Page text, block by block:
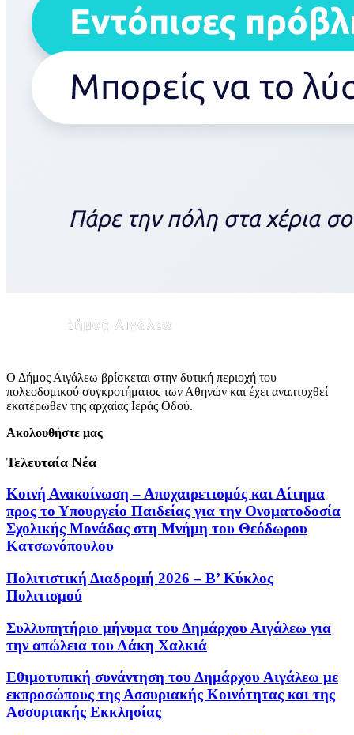
Ο Δήμος Αιγάλεω βρίσκεται στην δυτική περιοχή του
πολεοδομικού συγκροτήματος των Αθηνών και έχει αναπτυχθεί
εκατέρωθεν της αρχαίας Ιεράς Οδού.
Ακολουθήστε μας
Τελευταία Νέα
Κοινή Ανακοίνωση – Αποχαιρετισμός και Αίτημα
προς το Υπουργείο Παιδείας για την Ονοματοδοσία
Σχολικής Μονάδας στη Μνήμη του Θεόδωρου
Κατσωνόπουλου
Πολιτιστική Διαδρομή 2026 – Β’ Κύκλος
Πολιτισμού
Συλλυπητήριο μήνυμα του Δημάρχου Αιγάλεω για
την απώλεια του Λάκη Χαλκιά
Εθιμοτυπική συνάντηση του Δημάρχου Αιγάλεω με
εκπροσώπους της Ασσυριακής Κοινότητας και της
Ασσυριακής Εκκλησίας